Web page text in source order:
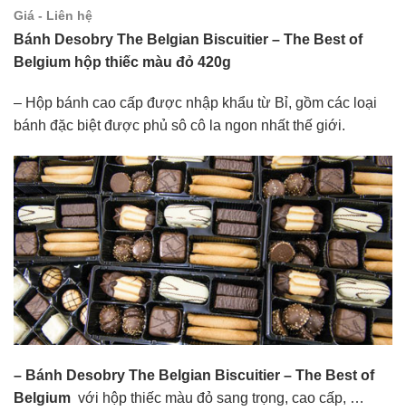
Giá - Liên hệ
Bánh Desobry The Belgian Biscuitier – The Best of
Belgium hộp thiếc màu đỏ 420g
– Hộp bánh cao cấp được nhập khẩu từ Bỉ, gồm các loại
bánh đặc biệt được phủ sô cô la ngon nhất thế giới.
– Bánh Desobry The Belgian Biscuitier – The Best of
Belgium với hộp thiếc màu đỏ sang trọng, cao cấp, …